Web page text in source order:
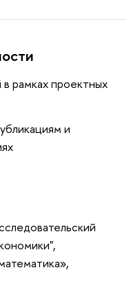
рамках проектных
и